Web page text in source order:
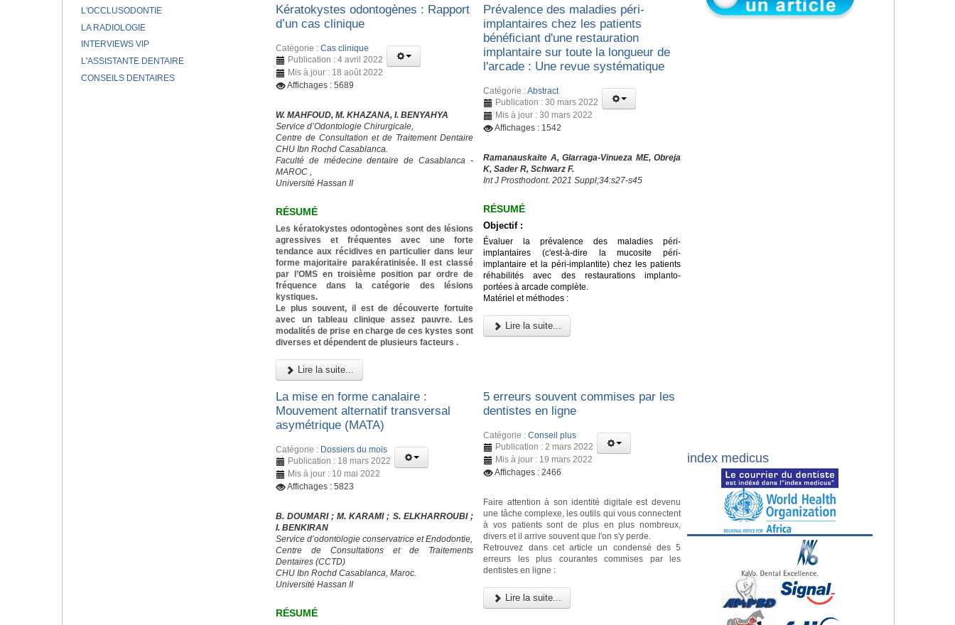
Kératokystes odontogènes : Rapport
d’un cas clinique
Catégorie : Cas clinique
Publication : 4 avril 2022
Mis à jour : 18 août 2022
Affichages : 5689
W. MAHFOUD, M. KHAZANA, I. BENYAHYA
Service d’Odontologie Chirurgicale,
Centre de Consultation et de Traitement Dentaire
CHU Ibn Rochd Casablanca.
Faculté de médecine dentaire de Casablanca -
MAROC ,
Université Hassan II
RÉSUMÉ
Les kératokystes odontogènes sont des lésions
agressives et fréquentes avec une forte
tendance aux récidives en particulier dans leur
forme majoritaire parakératinisée. Il est classé
par l’OMS en troisième position par ordre de
fréquence dans la catégorie des lésions
kystiques.
Le plus souvent, il est de découverte fortuite
avec un tableau clinique assez pauvre. Les
modalités de prise en charge de ces kystes sont
diverses et dépendent de plusieurs facteurs .
Lire la suite...
Prévalence des maladies péri-
implantaires chez les patients
bénéficiant d'une restauration
implantaire sur toute la longueur de
l'arcade : Une revue systématique
Catégorie :Abstract
Publication : 30 mars 2022
Mis à jour : 30 mars 2022
Affichages : 1542
Ramanauskaite A, Glarraga-Vinueza ME, Obreja
K, Sader R, Schwarz F.
Int J Prosthodont. 2021 Suppl;34:s27-s45
RÉSUMÉ
Objectif :
Évaluer la prévalence des maladies péri-
implantaires (c'est-à-dire la mucosite péri-
implantaire et la péri-implantite) chez les patients
réhabilités avec des restaurations implanto-
portées à arcade complète.
Matériel et méthodes :
Lire la suite...
La mise en forme canalaire :
Mouvement alternatif transversal
asymétrique (MATA)
Catégorie : Dossiers du mois
Publication : 18 mars 2022
Mis à jour : 10 mai 2022
Affichages : 5823
B. DOUMARI ; M. KARAMI ; S. ELKHARROUBI ;
I. BENKIRAN
Service d’odontologie conservatrice et Endodontie,
Centre de Consultations et de Traitements
Dentaires (CCTD)
CHU Ibn Rochd Casablanca, Maroc.
Université Hassan II
RÉSUMÉ
5 erreurs souvent commises par les
dentistes en ligne
Catégorie :Conseil plus
Publication : 2 mars 2022
Mis à jour : 19 mars 2022
Affichages : 2466
Faire attention à son identité digitale est devenu
une tâche complexe, les outils qui vous connectent
à vos patients sont de plus en plus nombreux,
divers et il arrive souvent que l'on s'y perde.
Retrouvez dans cet article un condensé des 5
erreurs les plus courantes commises par les
dentistes en ligne :
Lire la suite...
L'OCCLUSODONTIE
LA RADIOLOGIE
INTERVIEWS VIP
L'ASSISTANTE DENTAIRE
CONSEILS DENTAIRES
index medicus